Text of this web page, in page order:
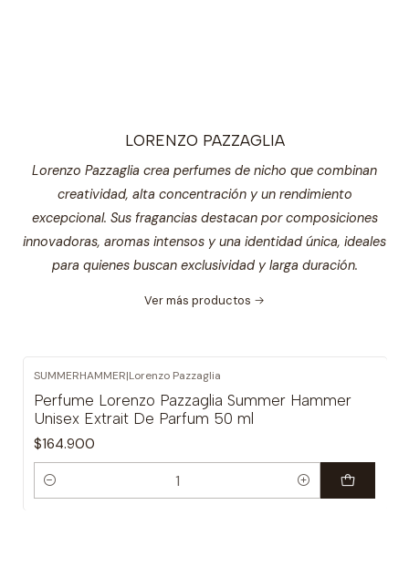
LORENZO PAZZAGLIA
Lorenzo Pazzaglia crea perfumes de nicho que combinan
creatividad, alta concentración y un rendimiento
excepcional. Sus fragancias destacan por composiciones
innovadoras, aromas intensos y una identidad única, ideales
para quienes buscan exclusividad y larga duración.
Ver más productos
SUMMERHAMMER|Lorenzo Pazzaglia
Perfume Lorenzo Pazzaglia Summer Hammer
Unisex Extrait De Parfum 50 ml
$164.900
Cantidad